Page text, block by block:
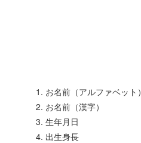
お名前（アルファベット）
お名前（漢字）
生年月日
出生身長